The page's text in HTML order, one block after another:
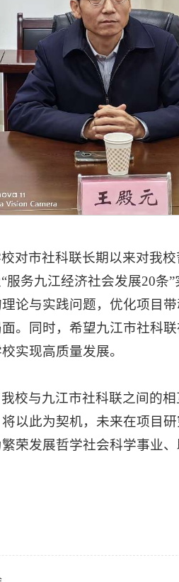
对市社科联长期以来对我
服务九江经济社会发展20
论与实践问题，优化项目
。同时，希望九江市社科
实现高质量发展。
校与九江市社科联之间的
以此为契机，未来在项目
荣发展哲学社会科学事业